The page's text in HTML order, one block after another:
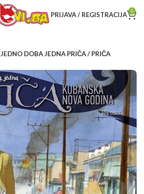
PRIJAVA / REGISTRACIJA 0
JEDNO DOBA JEDNA PRIČA / PRIČA